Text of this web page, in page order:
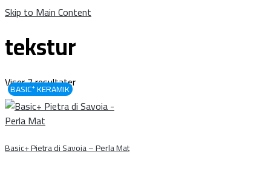
Skip to Main Content
tekstur
Viser 7 resultater
BASIC⁺ KERAMIK
Basic+ Pietra di Savoia – Perla Mat